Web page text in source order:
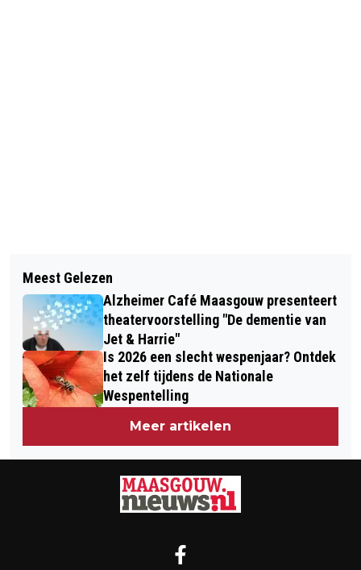
TEMPERATUURKORTING BIJ HAYKE
WIJEN OPTIEK
FIETSEN REPAREREN ALS OPSTAP
NAAR EEN BAAN
Meest Gelezen
Alzheimer Café Maasgouw presenteert
theatervoorstelling "De dementie van
Jet & Harrie"
Is 2026 een slecht wespenjaar? Ontdek
het zelf tijdens de Nationale
Wespentelling
Meer artikelen